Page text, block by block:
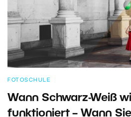
FOTOSCHULE
Wann Schwarz-Weiß
funktioniert – Wann